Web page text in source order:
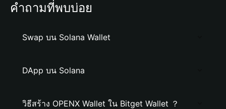
คำถามที่พบบ่อย
Swap บน Solana Wallet
DApp บน Solana
วิธีสร้าง OPENX Wallet ใน Bitget Wallet ？